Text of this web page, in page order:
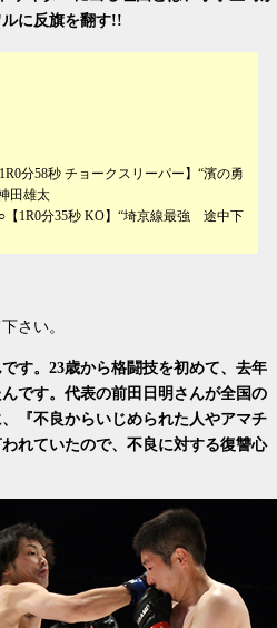
に反旗を翻す!!
分58秒 チョークスリーパー】“濱の勇
田雄太
【1R0分35秒 KO】“埼京線最強 途中下
さい。
す。23歳から格闘技を初めて、去年
です。代表の前田日明さんが全国の
『不良からいじめられた人やアマチ
れていたので、不良に対する復讐心